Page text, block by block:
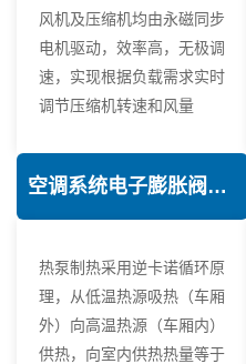
风机及压缩机均由永磁同步
电机驱动，效率高，无极调
速，实现根据负载需求实时
调节压缩机转速和风量
空调系统电子膨胀阀热力学优化技术
热泵制热采用逆卡诺循环原
理，从低温热源吸热（车厢
外）向高温热源（车厢内）
供热，向室内供热热量等于